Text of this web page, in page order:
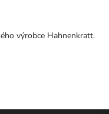
výrobce Hahnenkratt.